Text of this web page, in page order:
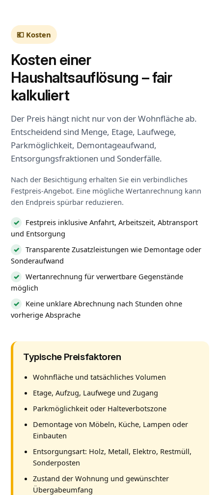
💶 Kosten
Kosten einer
Haushaltsauflösung – fair
kalkuliert
Der Preis hängt nicht nur von der Wohnfläche ab.
Entscheidend sind Menge, Etage, Laufwege,
Parkmöglichkeit, Demontageaufwand,
Entsorgungsfraktionen und Sonderfälle.
Nach der Besichtigung erhalten Sie ein verbindliches
Festpreis-Angebot. Eine mögliche Wertanrechnung kann
den Endpreis spürbar reduzieren.
Festpreis inklusive Anfahrt, Arbeitszeit, Abtransport
und Entsorgung
Transparente Zusatzleistungen wie Demontage oder
Sonderaufwand
Wertanrechnung für verwertbare Gegenstände
möglich
Keine unklare Abrechnung nach Stunden ohne
vorherige Absprache
Typische Preisfaktoren
Wohnfläche und tatsächliches Volumen
Etage, Aufzug, Laufwege und Zugang
Parkmöglichkeit oder Halteverbotszone
Demontage von Möbeln, Küche, Lampen oder
Einbauten
Entsorgungsart: Holz, Metall, Elektro, Restmüll,
Sonderposten
Zustand der Wohnung und gewünschter
Übergabeumfang